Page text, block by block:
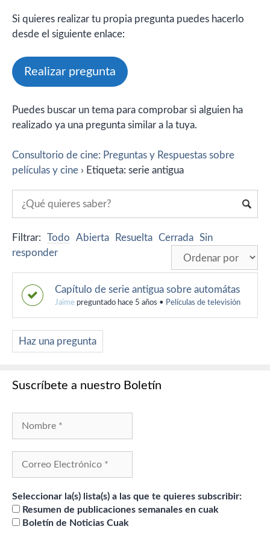
Si quieres realizar tu propia pregunta puedes hacerlo
desde el siguiente enlace:
Realizar pregunta
Puedes buscar un tema para comprobar si alguien ha
realizado ya una pregunta similar a la tuya.
Consultorio de cine: Preguntas y Respuestas sobre
películas y cine › Etiqueta: serie antigua
Filtrar: Todo Abierta Resuelta Cerrada Sin
responder
Capítulo de serie antigua sobre automátas
Jaime preguntado hace 5 años • Películas de televisión
Haz una pregunta
Suscríbete a nuestro Boletín
Seleccionar la(s) lista(s) a las que te quieres subscribir:
Resumen de publicaciones semanales en cuak
Boletín de Noticias Cuak